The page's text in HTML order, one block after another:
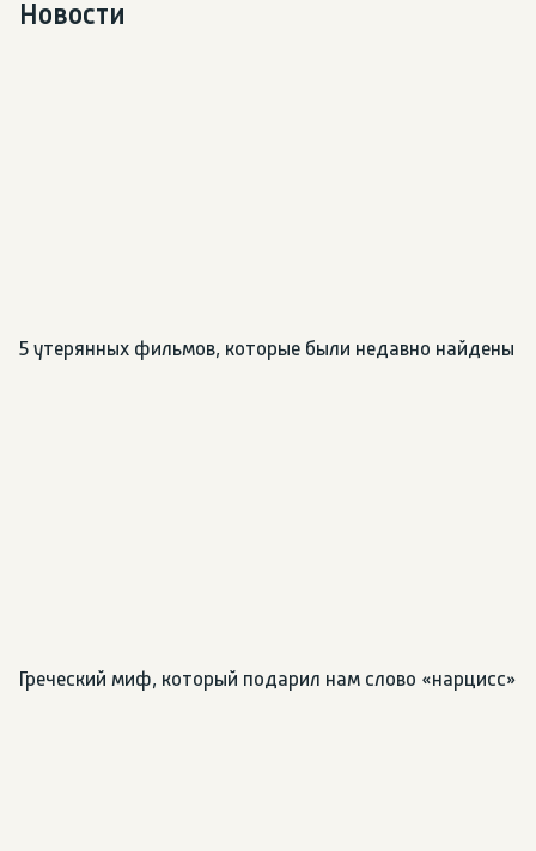
Новости
5 утерянных фильмов, которые были недавно найдены
Греческий миф, который подарил нам слово «нарцисс»